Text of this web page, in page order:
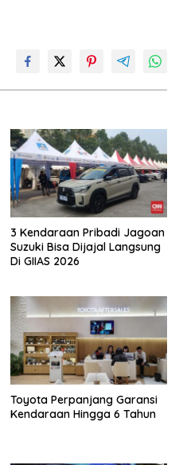
3 Kendaraan Pribadi Jagoan
Suzuki Bisa Dijajal Langsung
Di GIIAS 2026
Toyota Perpanjang Garansi
Kendaraan Hingga 6 Tahun